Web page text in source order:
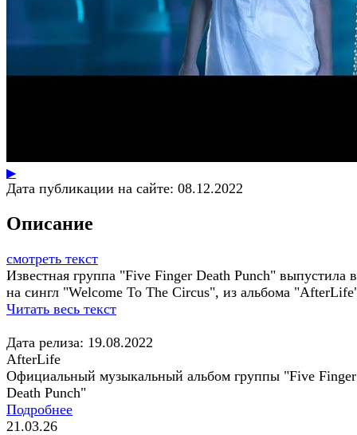
▶
Дата публикации на сайте: 08.12.2022
Описание
смотреть текст
Известная группа "Five Finger Death Punch" выпустила
на сингл "Welcome To The Circus", из альбома
Читать весь текст
Дата релиза: 19.08.2022
AfterLife
Официальный музыкальный альбом группы "Five Finger
Death Punch"
Подробнее
21.03.26